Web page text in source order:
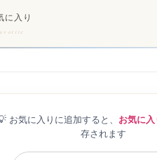
に入り
お気に入りに追加すると、 お気に
存されます